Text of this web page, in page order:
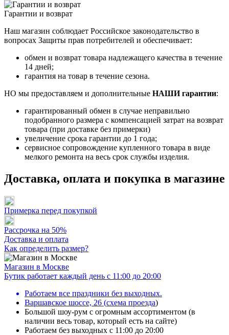
Гарантии и возврат
Наш магазин соблюдает Российское законодательство в
вопросах Защиты прав потребителей и обеспечивает:
обмен и возврат товара надлежащего качества в течение
14 дней;
гарантия на товар в течение сезона.
НО мы предоставляем и дополнительные НАШИ гарантии:
гарантированный обмен в случае неправильно
подобранного размера с компенсацией затрат на возврат
товара (при доставке без примерки)
увеличение срока гарантии до 1 года;
сервисное сопровождение купленного товара в виде
мелкого ремонта на весь срок службы изделия.
Доставка, оплата и покупка в магазине
Примерка перед покупкой
Рассрочка на 50%
Доставка и оплата
Как определить размер?
Магазин в Москве
Бутик работает каждый день с 11:00 до 20:00
Работаем все праздники без выходных.
Варшавское шоссе, 26 (схема проезда)
Большой шоу-рум с огромным ассортиментом (в
наличии весь товар, который есть на сайте)
Работаем без выходных с 11:00 до 20:00